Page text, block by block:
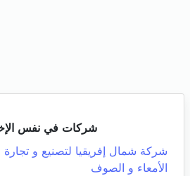
شركات في نفس
شركة شمال إفريقيا لتصنيع و تجارة
الأمعاء و الصوف